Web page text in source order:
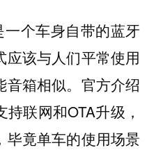
一个车身自带的蓝牙
该与人们平常使用
音箱相似。官方介绍
联网和OTA升级，
毕竟单车的使用场景